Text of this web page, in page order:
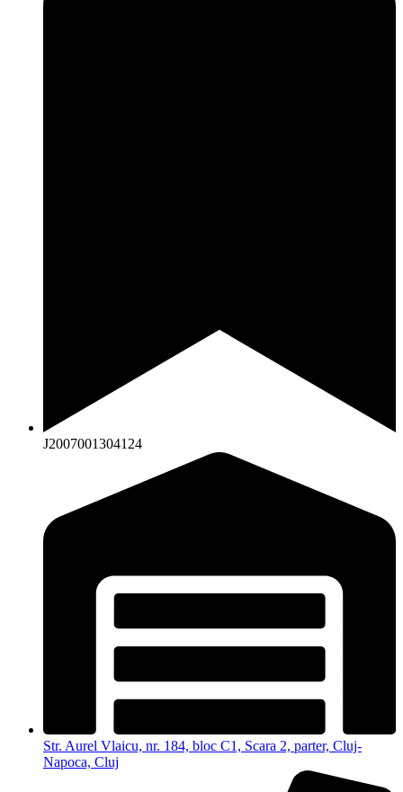
J2007001304124
Str. Aurel Vlaicu, nr. 184, bloc C1, Scara 2, parter, Cluj-
Napoca, Cluj